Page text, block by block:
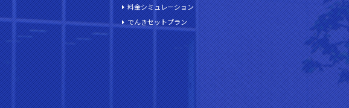
料金シミュレーション
でんきセットプラン